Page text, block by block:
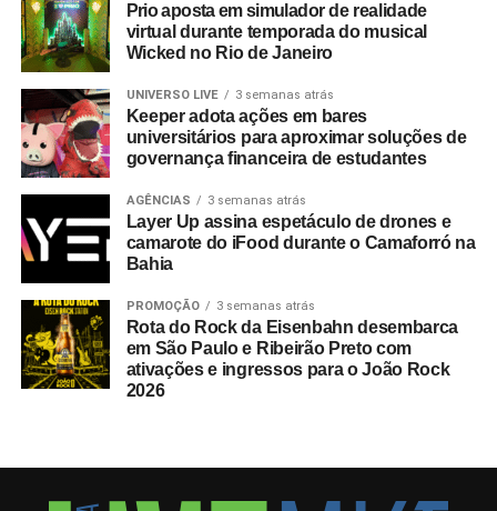
Prio aposta em simulador de realidade
virtual durante temporada do musical
Wicked no Rio de Janeiro
UNIVERSO LIVE 3 semanas atrás
Keeper adota ações em bares
universitários para aproximar soluções de
governança financeira de estudantes
AGÊNCIAS 3 semanas atrás
Layer Up assina espetáculo de drones e
camarote do iFood durante o Camaforró na
Bahia
PROMOÇÃO 3 semanas atrás
Rota do Rock da Eisenbahn desembarca
em São Paulo e Ribeirão Preto com
ativações e ingressos para o João Rock
2026